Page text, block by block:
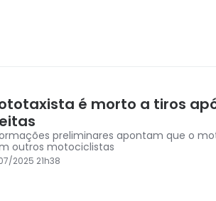
é morto a tiros
preliminares apontam que o
outros motociclistas
2025 21h38